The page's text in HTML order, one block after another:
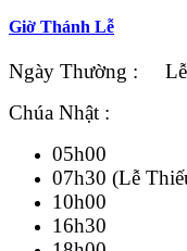
Giờ Thánh Lễ
Ngày Thường : Lễ
Chúa Nhật :
05h00
07h30 (Lễ
10h00
16h30